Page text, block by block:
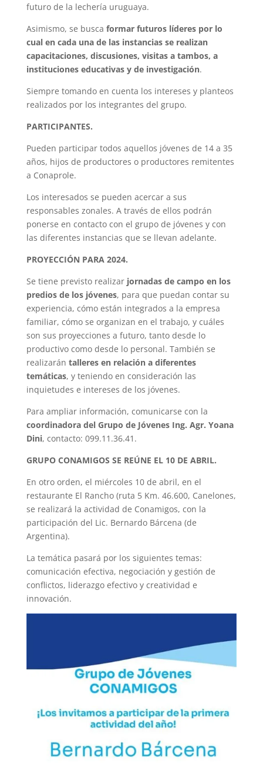
futuro de la lechería uruguaya.
Asimismo, se busca formar futuros líderes por lo
cual en cada una de las instancias se realizan
capacitaciones, discusiones, visitas a tambos, a
instituciones educativas y de investigación.
Siempre tomando en cuenta los intereses y planteos
realizados por los integrantes del grupo.
PARTICIPANTES.
Pueden participar todos aquellos jóvenes de 14 a 35
años, hijos de productores o productores remitentes
a Conaprole.
Los interesados se pueden acercar a sus
responsables zonales. A través de ellos podrán
ponerse en contacto con el grupo de jóvenes y con
las diferentes instancias que se llevan adelante.
PROYECCIÓN PARA 2024.
Se tiene previsto realizar jornadas de campo en los
predios de los jóvenes, para que puedan contar su
experiencia, cómo están integrados a la empresa
familiar, cómo se organizan en el trabajo, y cuáles
son sus proyecciones a futuro, tanto desde lo
productivo como desde lo personal. También se
realizarán talleres en relación a diferentes
temáticas, y teniendo en consideración las
inquietudes e intereses de los jóvenes.
Para ampliar información, comunicarse con la
coordinadora del Grupo de Jóvenes Ing. Agr. Yoana
Dini, contacto: 099.11.36.41.
GRUPO CONAMIGOS SE REÚNE EL 10 DE ABRIL.
En otro orden, el miércoles 10 de abril, en el
restaurante El Rancho (ruta 5 Km. 46.600, Canelones,
se realizará la actividad de Conamigos, con la
participación del Lic. Bernardo Bárcena (de
Argentina).
La temática pasará por los siguientes temas:
comunicación efectiva, negociación y gestión de
conflictos, liderazgo efectivo y creatividad e
innovación.